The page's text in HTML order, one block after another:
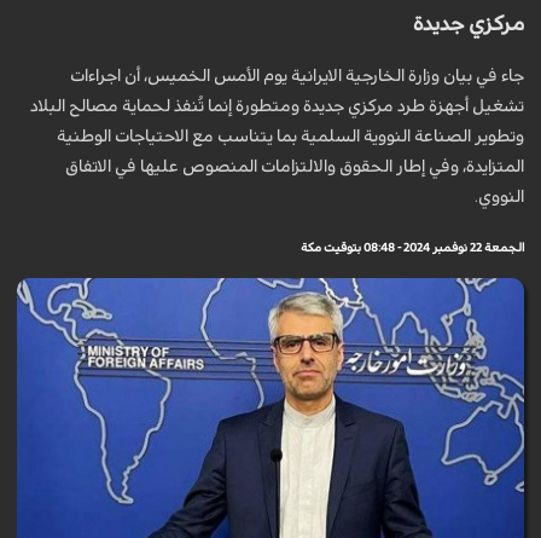
مركزي جديدة
جاء في بيان وزارة الخارجية الايرانية يوم الأمس الخميس، أن اجراءات
تشغيل أجهزة طرد مركزي جديدة ومتطورة إنما تُنفذ لحماية مصالح البلاد
وتطوير الصناعة النووية السلمية بما يتناسب مع الاحتياجات الوطنية
المتزايدة، وفي إطار الحقوق والالتزامات المنصوص عليها في الاتفاق
النووي.
الجمعة 22 نوفمبر 2024 - 08:48 بتوقيت مكة